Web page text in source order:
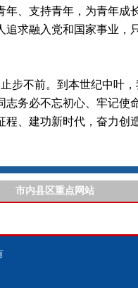
、支持青年，为青年成
求融入党和国家事业，
不前。到本世纪中叶，
务必不忘初心、牢记使
、建功新时代，奋力创
市内县区重点网站